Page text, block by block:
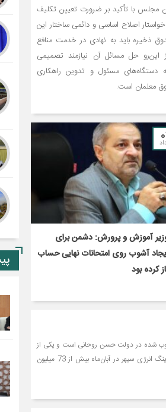
مجلس با تأکید بر ضرورت تعیین تکلیف
اصلاح اساسی و دائمی ساختار این
باید به نهادی در خدمت منافع
این‌رو حل مسائل آن نیازمند تصمیمی
دستگاه‌های مسئول و تدوین راهکاری
معلمان است.
آموزش و پرورش: دشمن برای
آشوب روی امتحانات نهایی حساب
کرده بود
شده در دولت حسن روحانی است و یکی از
شرکت‌های تابعه صندوق ذخیره فرهنگیان و زیر مجموعه هلدینگ انرژی سپهر در آبان‌ماه بیش از 73 میلیون